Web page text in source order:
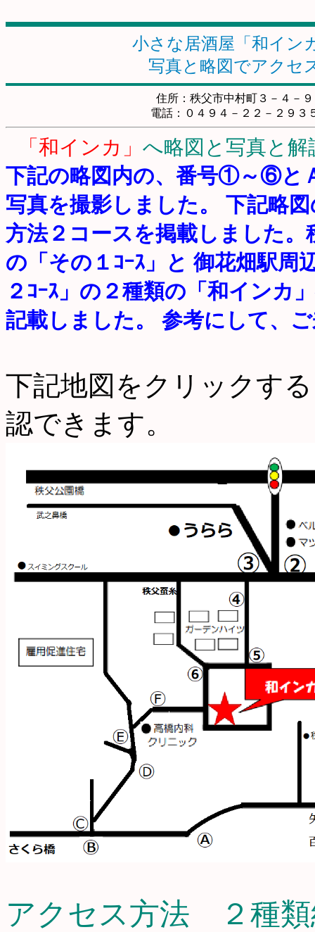
小さな居酒屋「和イン
写真と略図でアクセ
住所：秩父市中村町３－４－９
電話：０４９４－２２－２９３
「和インカ」 へ略図と写真と解
下記の略図内の、番号①～⑥と
写真を撮影しました。 下記略
方法２コースを掲載しました。
の「その１ｺｰｽ」と 御花畑駅周
２ｺｰｽ」の２種類の「和インカ
記載しました。 参考にして、
下記地図をクリックす
認できます。
アクセス方法 ２種類